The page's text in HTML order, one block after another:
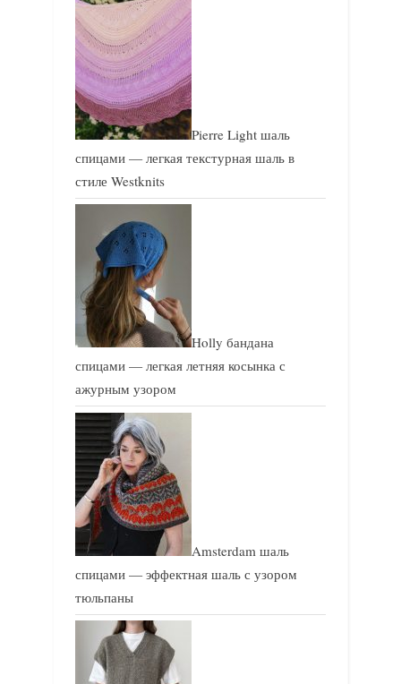
Pierre Light шаль
спицами — легкая текстурная шаль в
стиле Westknits
Holly бандана
спицами — легкая летняя косынка с
ажурным узором
Amsterdam шаль
спицами — эффектная шаль с узором
тюльпаны